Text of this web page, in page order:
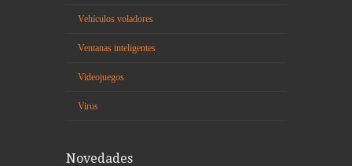
Vehículos voladores
Ventanas inteligentes
Videojuegos
Virus
Novedades